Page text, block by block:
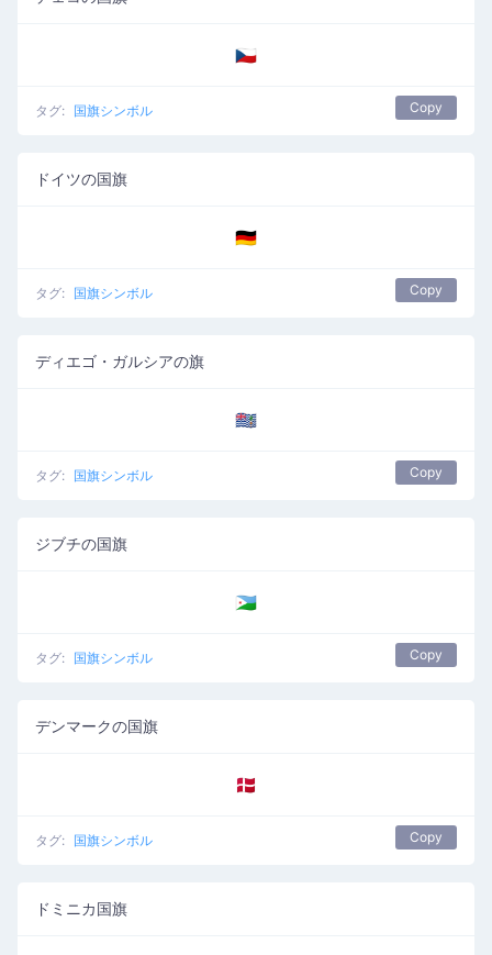
🇨🇿
タグ: 国旗シンボル Copy
ドイツの国旗
🇩🇪
タグ: 国旗シンボル Copy
ディエゴ・ガルシアの旗
🇩🇬
タグ: 国旗シンボル Copy
ジブチの国旗
🇩🇯
タグ: 国旗シンボル Copy
デンマークの国旗
🇩🇰
タグ: 国旗シンボル Copy
ドミニカ国旗